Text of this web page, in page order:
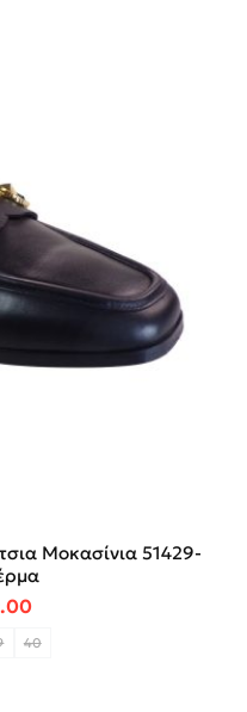
Μοκασίνια 51429-
price was: €95.00.
Η τρέχουσα τιμή
40